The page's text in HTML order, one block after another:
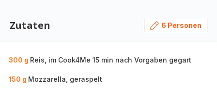
Zutaten 6 Personen
300 g Reis, im Cook4Me 15 min nach Vorgaben gegart
150 g Mozzarella, geraspelt